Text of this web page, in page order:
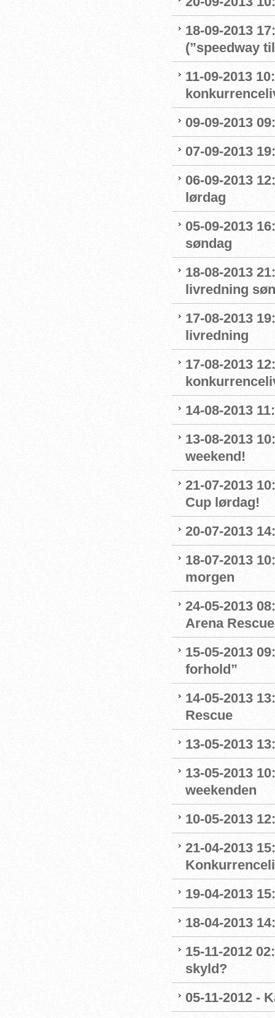
18-09-2013
(”speedway
11-09-2013
09-09-2013
07-09-2013
06-09-2013
lørdag
05-09-2013
søndag
18-08-2013
livredning
17-08-2013
livredning
17-08-2013
14-08-2013
13-08-2013
weekend!
21-07-2013
Cup lørdag!
20-07-2013
18-07-2013
morgen
24-05-2013
Arena Rescue
15-05-2013
forhold”
14-05-2013
Rescue
13-05-2013
13-05-2013
weekenden
10-05-2013
21-04-2013
19-04-2013
18-04-2013
15-11-2012
skyld?
05-11-2012 -